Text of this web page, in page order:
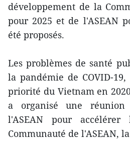
développement de la
pour 2025 et de l'ASEAN
été proposés.
Les problèmes de santé
la pandémie de COVID-
priorité du Vietnam en
a organisé une réunion
l'ASEAN pour
Communauté de l'ASEAN,